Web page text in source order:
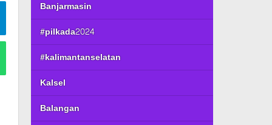
Banjarmasin
#pilkada2024
#kalimantanselatan
Kalsel
Balangan